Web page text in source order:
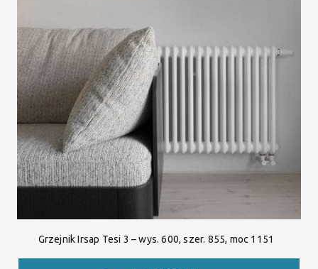
Grzejnik Irsap Tesi 3 – wys. 600, szer. 855, moc 1151